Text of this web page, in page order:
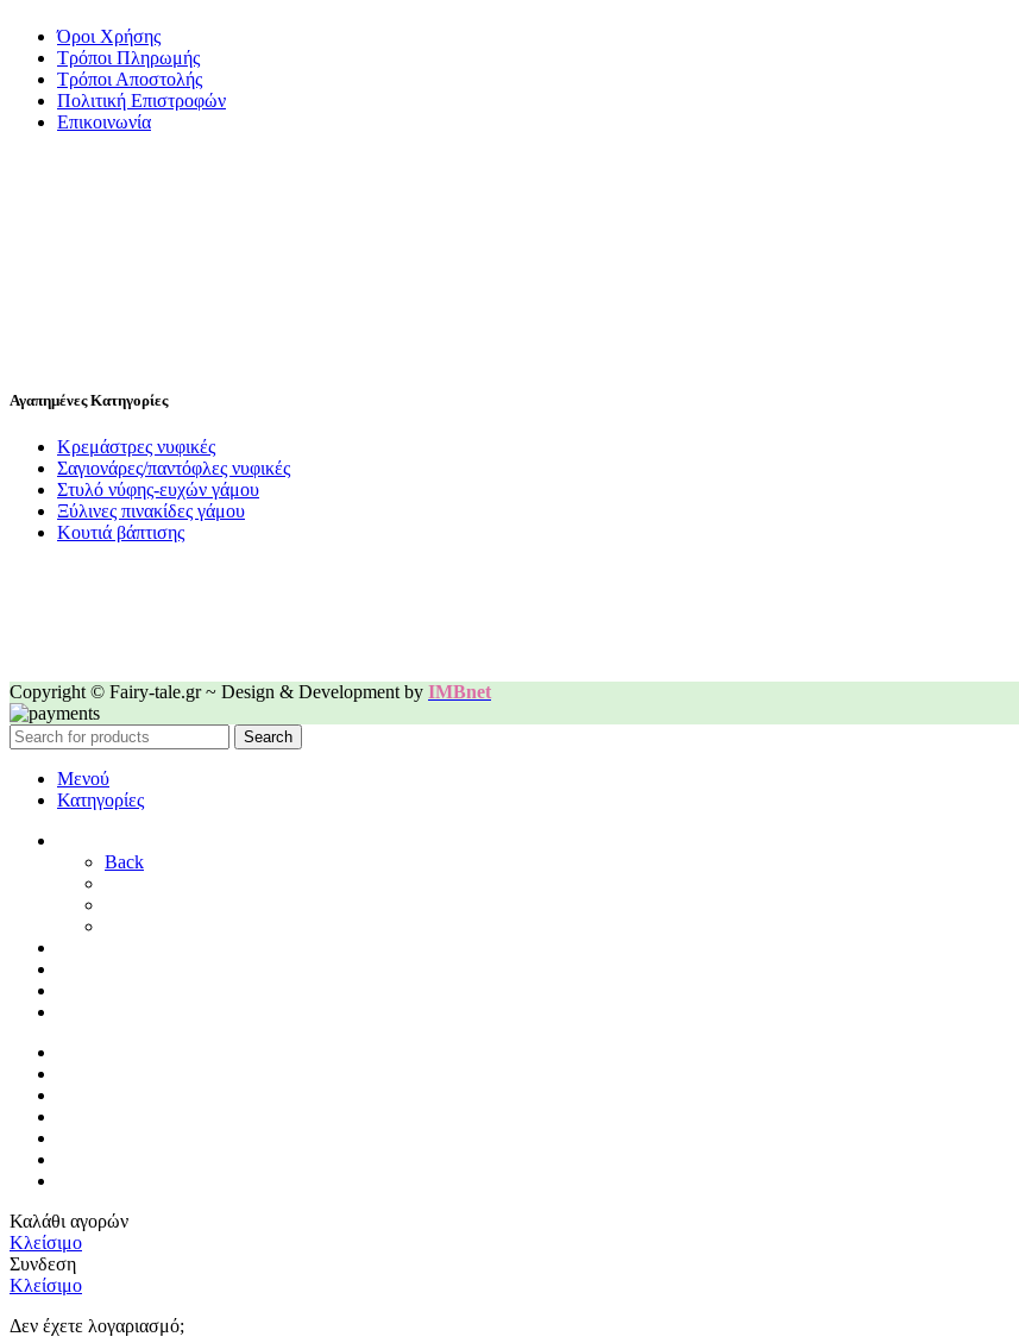
Όροι Χρήσης
Τρόποι Πληρωμής
Τρόποι Αποστολής
Πολιτική Επιστροφών
Επικοινωνία
Αγαπημένες Κατηγορίες
Κρεμάστρες νυφικές
Σαγιονάρες/παντόφλες νυφικές
Στυλό νύφης-ευχών γάμου
Ξύλινες πινακίδες γάμου
Κουτιά βάπτισης
Copyright © Fairy-tale.gr ~ Design & Development by IMBnet
Search
Μενού
Κατηγορίες
Back
Καλάθι αγορών
Κλείσιμο
Συνδεση
Κλείσιμο
Δεν έχετε λογαριασμό;